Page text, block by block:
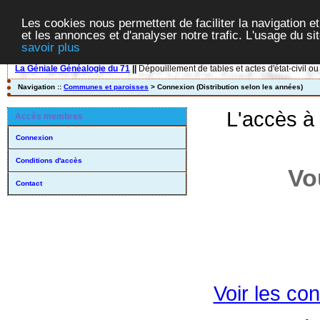
Les cookies nous permettent de faciliter la navigation
et les annonces et d'analyser notre trafic. L'usage du
savoir plus
La Géniale Généalogie du 71 Dépouillement de tables et actes d'état-civil
Navigation :: Communes et paroisses > Connexion (Distribution selon les années)
Accès membres
Connexion
Conditions d'accès
Contact
L'accès
Voir les